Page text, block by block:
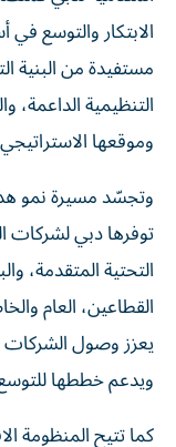
الابتكار والتوسع
مستفيدة من البنية
التنظيمية الداعمة،
وموقعها
وتجسّد مسيرة نمو
توفرها دبي لشركات
التحتية المتقدمة،
القطاعين، العام
يعزز وصول الشركات
ويدعم خططها
كما تتيح المنظومة